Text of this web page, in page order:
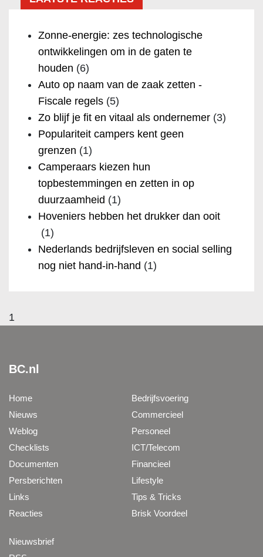
Zonne-energie: zes technologische
ontwikkelingen om in de gaten te
houden (6)
Auto op naam van de zaak zetten -
Fiscale regels (5)
Zo blijf je fit en vitaal als ondernemer (3)
Populariteit campers kent geen
grenzen (1)
Camperaars kiezen hun
topbestemmingen en zetten in op
duurzaamheid (1)
Hoveniers hebben het drukker dan ooit
(1)
Nederlands bedrijfsleven en social selling
nog niet hand-in-hand (1)
1
BC.nl
Home
Nieuws
Weblog
Checklists
Documenten
Persberichten
Links
Reacties
Bedrijfsvoering
Commercieel
Personeel
ICT/Telecom
Financieel
Lifestyle
Tips & Tricks
Brisk Voordeel
Nieuwsbrief